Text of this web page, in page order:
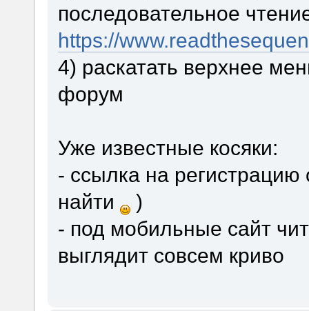
последовательное
https://
4) раскатать верхнее
форум
Уже известные косяки:
- ссылка на регистрацию
найти
)
- под мобильные сайт
выглядит совсем криво